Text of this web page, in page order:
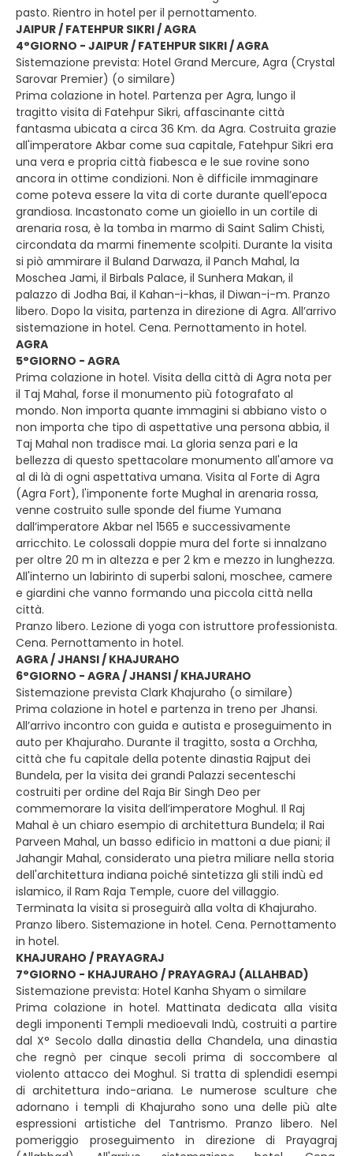
pasto. Rientro in hotel per il pernottamento.
JAIPUR / FATEHPUR SIKRI / AGRA
4°GIORNO - JAIPUR / FATEHPUR SIKRI / AGRA
Sistemazione prevista: Hotel Grand Mercure, Agra (Crystal
Sarovar Premier) (o similare)
Prima colazione in hotel. Partenza per Agra, lungo il
tragitto visita di Fatehpur Sikri, affascinante città
fantasma ubicata a circa 36 Km. da Agra. Costruita grazie
all'imperatore Akbar come sua capitale, Fatehpur Sikri era
una vera e propria città fiabesca e le sue rovine sono
ancora in ottime condizioni. Non è difficile immaginare
come poteva essere la vita di corte durante quell’epoca
grandiosa. Incastonato come un gioiello in un cortile di
arenaria rosa, è la tomba in marmo di Saint Salim Chisti,
circondata da marmi finemente scolpiti. Durante la visita
si piò ammirare il Buland Darwaza, il Panch Mahal, la
Moschea Jami, il Birbals Palace, il Sunhera Makan, il
palazzo di Jodha Bai, il Kahan-i-khas, il Diwan-i-m. Pranzo
libero. Dopo la visita, partenza in direzione di Agra. All’arrivo
sistemazione in hotel. Cena. Pernottamento in hotel.
AGRA
5°GIORNO - AGRA
Prima colazione in hotel. Visita della città di Agra nota per
il Taj Mahal, forse il monumento più fotografato al
mondo. Non importa quante immagini si abbiano visto o
non importa che tipo di aspettative una persona abbia, il
Taj Mahal non tradisce mai. La gloria senza pari e la
bellezza di questo spettacolare monumento all'amore va
al di là di ogni aspettativa umana. Visita al Forte di Agra
(Agra Fort), l'imponente forte Mughal in arenaria rossa,
venne costruito sulle sponde del fiume Yumana
dall’imperatore Akbar nel 1565 e successivamente
arricchito. Le colossali doppie mura del forte si innalzano
per oltre 20 m in altezza e per 2 km e mezzo in lunghezza.
All'interno un labirinto di superbi saloni, moschee, camere
e giardini che vanno formando una piccola città nella
città.
Pranzo libero. Lezione di yoga con istruttore professionista.
Cena. Pernottamento in hotel.
AGRA / JHANSI / KHAJURAHO
6°GIORNO - AGRA / JHANSI / KHAJURAHO
Sistemazione prevista Clark Khajuraho (o similare)
Prima colazione in hotel e partenza in treno per Jhansi.
All’arrivo incontro con guida e autista e proseguimento in
auto per Khajuraho. Durante il tragitto, sosta a Orchha,
città che fu capitale della potente dinastia Rajput dei
Bundela, per la visita dei grandi Palazzi secenteschi
costruiti per ordine del Raja Bir Singh Deo per
commemorare la visita dell’imperatore Moghul. Il Raj
Mahal è un chiaro esempio di architettura Bundela; il Rai
Parveen Mahal, un basso edificio in mattoni a due piani; il
Jahangir Mahal, considerato una pietra miliare nella storia
dell'architettura indiana poiché sintetizza gli stili indù ed
islamico, il Ram Raja Temple, cuore del villaggio.
Terminata la visita si proseguirà alla volta di Khajuraho.
Pranzo libero. Sistemazione in hotel. Cena. Pernottamento
in hotel.
KHAJURAHO / PRAYAGRAJ
7°GIORNO - KHAJURAHO / PRAYAGRAJ (ALLAHBAD)
Sistemazione prevista: Hotel Kanha Shyam o similare
Prima colazione in hotel. Mattinata dedicata alla visita
degli imponenti Templi medioevali Indù, costruiti a partire
dal X° Secolo dalla dinastia della Chandela, una dinastia
che regnò per cinque secoli prima di soccombere al
violento attacco dei Moghul. Si tratta di splendidi esempi
di architettura indo-ariana. Le numerose sculture che
adornano i templi di Khajuraho sono una delle più alte
espressioni artistiche del Tantrismo. Pranzo libero. Nel
pomeriggio proseguimento in direzione di Prayagraj